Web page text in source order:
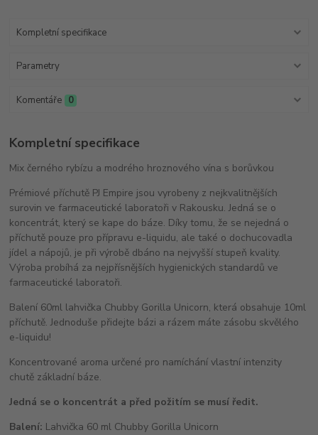
Kompletní specifikace
Parametry
Komentáře 0
Kompletní specifikace
Mix černého rybízu a modrého hroznového vína s borůvkou
Prémiové příchutě PJ Empire jsou vyrobeny z nejkvalitnějších
surovin ve farmaceutické laboratoři v Rakousku. Jedná se o
koncentrát, který se kape do báze. Díky tomu, že se nejedná o
příchutě pouze pro přípravu e-liquidu, ale také o dochucovadla
jídel a nápojů, je při výrobě dbáno na nejvyšší stupeň kvality.
Výroba probíhá za nejpřísnějších hygienických standardů ve
farmaceutické laboratoři.
Balení 60ml lahvička Chubby Gorilla Unicorn, která obsahuje 10ml
příchutě. Jednoduše přidejte bázi a rázem máte zásobu skvělého
e-liquidu!
Koncentrované aroma určené pro namíchání vlastní intenzity
chutě základní báze.
Jedná se o koncentrát a před požitím se musí ředit.
Balení: Lahvička 60 ml Chubby Gorilla Unicorn